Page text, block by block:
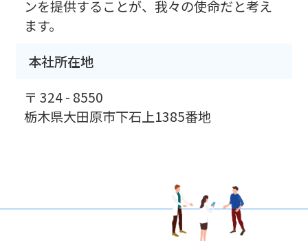
ンを提供することが、我々の使命だと考え
ます。
本社所在地
〒 324 - 8550
栃木県大田原市下石上1385番地